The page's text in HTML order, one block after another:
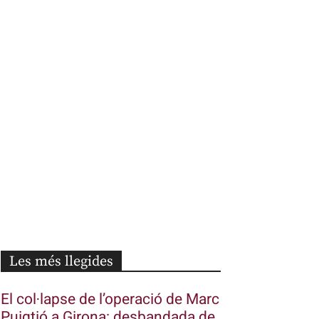
Les més llegides
El col·lapse de l’operació de Marc